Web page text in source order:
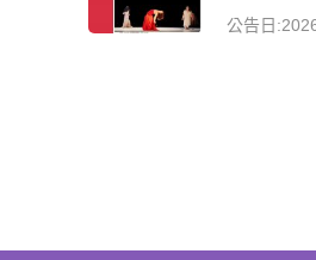
公告日